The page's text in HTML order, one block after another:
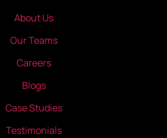
About Us
Our Teams
Careers
Blogs
Case Studies
Testimonials